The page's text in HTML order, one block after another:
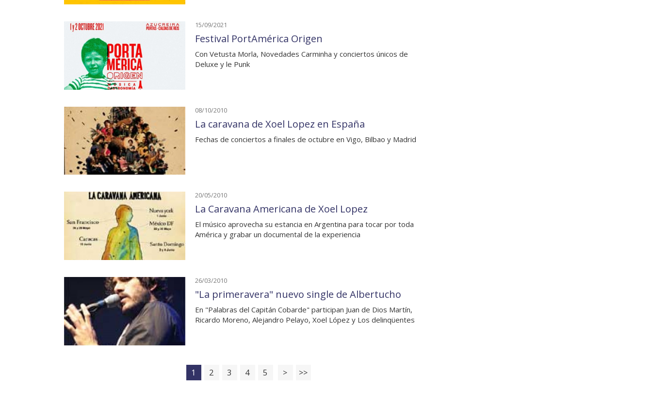
15/09/2021
Festival PortAmérica Origen
Con Vetusta Morla, Novedades Carminha y conciertos únicos de
Deluxe y le Punk
08/10/2010
La caravana de Xoel Lopez en España
Fechas de conciertos a finales de octubre en Vigo, Bilbao y Madrid
20/05/2010
La Caravana Americana de Xoel Lopez
El músico aprovecha su estancia en Argentina para tocar por toda
América y grabar un documental de la experiencia
26/03/2010
"La primeravera" nuevo single de Albertucho
En "Palabras del Capitán Cobarde" participan Juan de Dios Martín,
Ricardo Moreno, Alejandro Pelayo, Xoel López y Los delinqüentes
1 2 3 4 5 > >>